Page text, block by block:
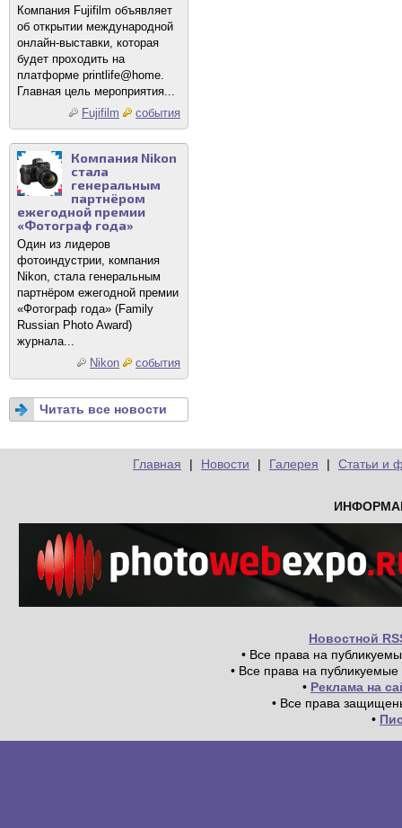
Компания Fujifilm объявляет
об открытии международной
онлайн-выставки, которая
будет проходить на
платформе printlife@home.
Главная цель мероприятия...
Fujifilm
события
Компания Nikon
стала
генеральным
партнёром
ежегодной премии
«Фотограф года»
Один из лидеров
фотоиндустрии, компания
Nikon, стала генеральным
партнёром ежегодной премии
«Фотограф года» (Family
Russian Photo Award)
журнала...
Nikon
события
Читать все новости
Главная | Новости | Галерея | Статьи и
Новостной
• Все права на
• Все права на
• Реклама на
• Все права
•